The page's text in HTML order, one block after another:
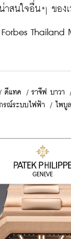
น่าสนใจอื่นๆ ของ
Thailand
/ ดีแทค / ราจีฟ บาวา
รณ์ระบบไฟฟ้า / ไพบู